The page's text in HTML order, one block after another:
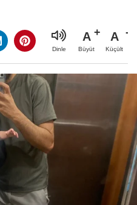
Dinle
A
Büyüt
A
Küçült